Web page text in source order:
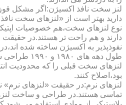
لنز سخت نافذ اکسیژن:اگر مشکل قوز
دارید بهتر است از «لنزهای سخت
نوع لنزهای سخت،هم خصوصیات
دارند و هم راحت تر هستند.در حقیقت
طول دهه های
لنزهای سخت قبلی را که محدودیت
بود،اصلاح کنند.
لنزهای نرم:در حقیقت «لنزهای
تماسی هستند.در طراحی و ساخت